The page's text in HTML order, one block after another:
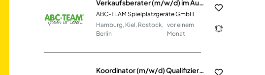
Verkaufsberater (m/w/d) im Außendienst
ABC-TEAM Spielplatzgeräte GmbH
Hamburg, Kiel, Rostock,
Berlin
vor einem
Monat
Koordinator (m/w/d) Qualifizierungsprogramme in Teilzeit